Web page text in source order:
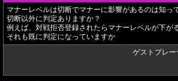
マナーレベルは切断でマナーに影響があるのは知っ
切断以外に判定ありますか？
例えば、対戦拒否登録されたらマナーレベルが下が
それも既に判定になっていますか
ゲストプレ